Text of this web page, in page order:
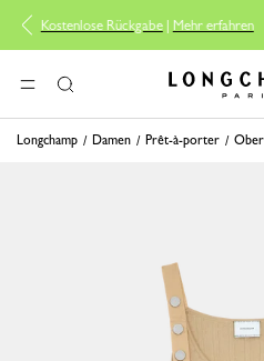
Rückgabe|Mehr erfahren
MENÜSuche Longchamp - Home
Longchamp Damen Prêt-à-porter